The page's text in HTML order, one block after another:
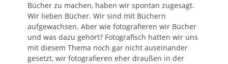
Bücher zu machen, haben wir spontan zugesagt.
Wir lieben Bücher. Wir sind mit Büchern
aufgewachsen. Aber wie fotografieren wir Bücher
und was dazu gehört? Fotografisch hatten wir uns
mit diesem Thema noch gar nicht auseinander
gesetzt, wir fotografieren eher draußen in der